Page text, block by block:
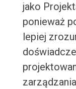
jako
ponieważ
lepiej